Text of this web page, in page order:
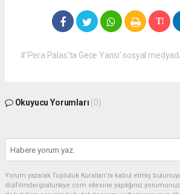
#‘Pera Palas’ta Gece Yarısı’ sosyal
Okuyucu Yorumları (0)
Yorum yazarak Topluluk Kuralları’nı kabul etmiş
dizifilmdergisiturkiye.com sitesine yaptığınız